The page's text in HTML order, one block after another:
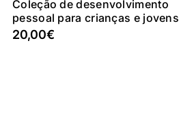
Coleção de desenvolvimento
pessoal para crianças e jovens
20,00€